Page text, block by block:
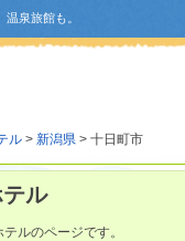
泉旅館も。
ル > 新潟県 > 十日町市
ル
ルのページです。